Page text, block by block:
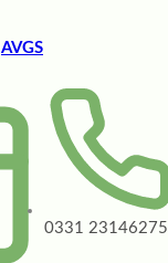
AVGS
0331 23146275